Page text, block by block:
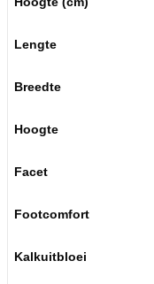
Lengte
Breedte
Hoogte
Facet
Footcomfort
Kalkuitbloei